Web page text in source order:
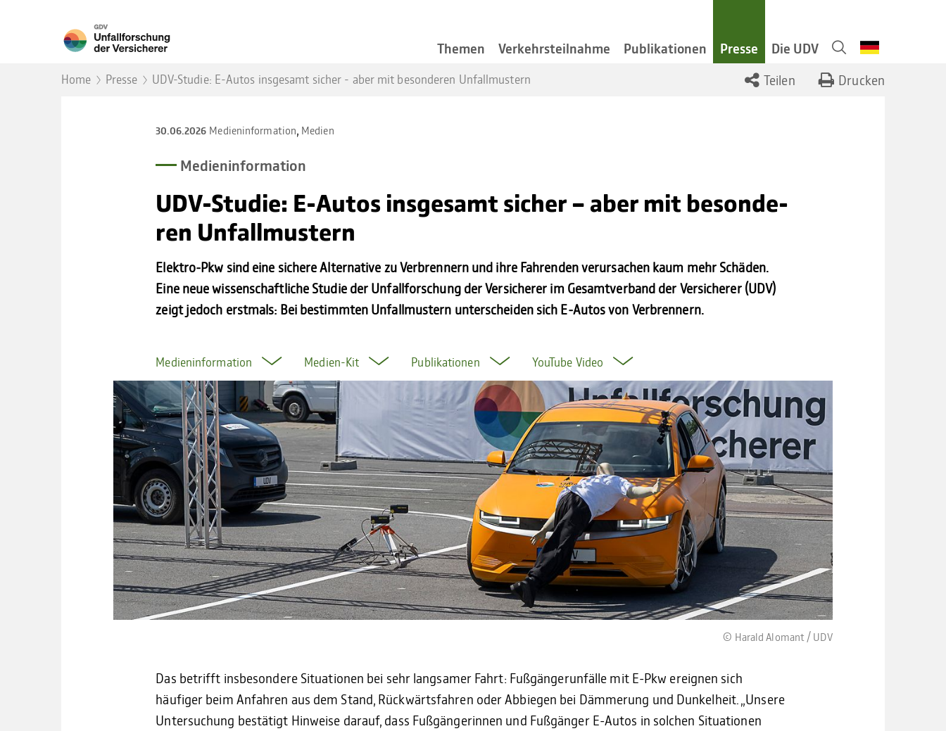
Themen Verkehrsteilnahme Publikationen Presse Die UDV
Home Presse UDV-Studie: E-Autos insgesamt sicher - aber mit besonderen Unfallmustern Tei­len Dru­cken
30.06.2026 Medieninformation, Medien
Medien­in­for­ma­tion
UDV-Stu­die: E-Autos ins­ge­samt sicher - aber mit beson­de­
ren Unfall­mus­tern
Elektro-Pkw sind eine sichere Alternative zu Verbrennern und ihre Fahrenden verursachen kaum mehr Schäden.
Eine neue wissenschaftliche Studie der Unfallforschung der Versicherer im Gesamtverband der Versicherer (UDV)
zeigt jedoch erstmals: Bei bestimmten Unfallmustern unterscheiden sich E-Autos von Verbrennern.
Medieninformation Medien-Kit Publikationen YouTube Video
© Harald Alo­mant / UDV
Das betrifft insbesondere Situationen bei sehr langsamer Fahrt: Fußgängerunfälle mit E-Pkw ereignen sich
häufiger beim Anfahren aus dem Stand, Rückwärtsfahren oder Abbiegen bei Dämmerung und Dunkelheit. „Unsere
Untersuchung bestätigt Hinweise darauf, dass Fußgängerinnen und Fußgänger E-Autos in solchen Situationen